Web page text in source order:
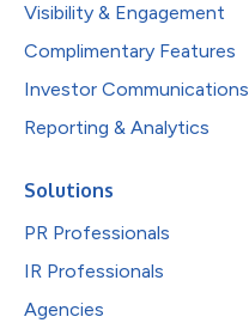
Visibility & Engagement
Complimentary Features
Investor Communications
Reporting & Analytics
Solutions
PR Professionals
IR Professionals
Agencies